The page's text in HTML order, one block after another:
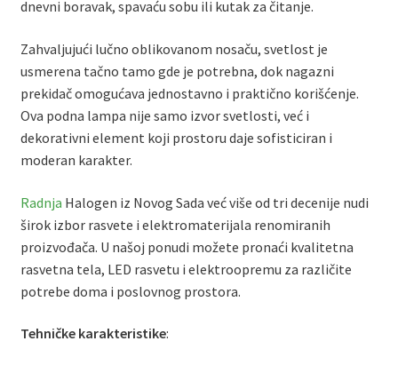
dnevni boravak, spavaću sobu ili kutak za čitanje.
Zahvaljujući lučno oblikovanom nosaču, svetlost je
usmerena tačno tamo gde je potrebna, dok nagazni
prekidač omogućava jednostavno i praktično korišćenje.
Ova podna lampa nije samo izvor svetlosti, već i
dekorativni element koji prostoru daje sofisticiran i
moderan karakter.
Radnja Halogen iz Novog Sada već više od tri decenije nudi
širok izbor rasvete i elektromaterijala renomiranih
proizvođača. U našoj ponudi možete pronaći kvalitetna
rasvetna tela, LED rasvetu i elektroopremu za različite
potrebe doma i poslovnog prostora.
Tehničke karakteristike: